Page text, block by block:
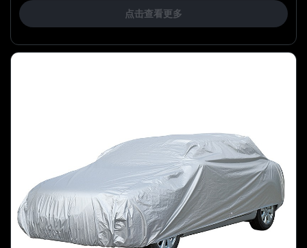
点击查看更多